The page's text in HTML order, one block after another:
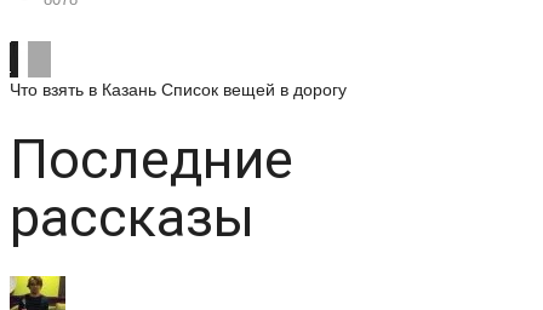
Что взять в Казань Список вещей в дорогу
Последние
рассказы